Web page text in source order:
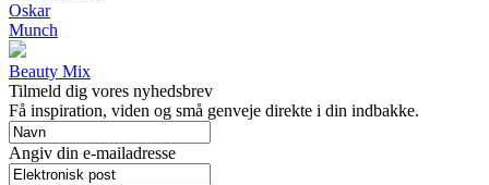
Oskar
Munch
Beauty Mix
Tilmeld dig vores nyhedsbrev
Få inspiration, viden og små genveje direkte i din indbakke.
Angiv din e-mailadresse